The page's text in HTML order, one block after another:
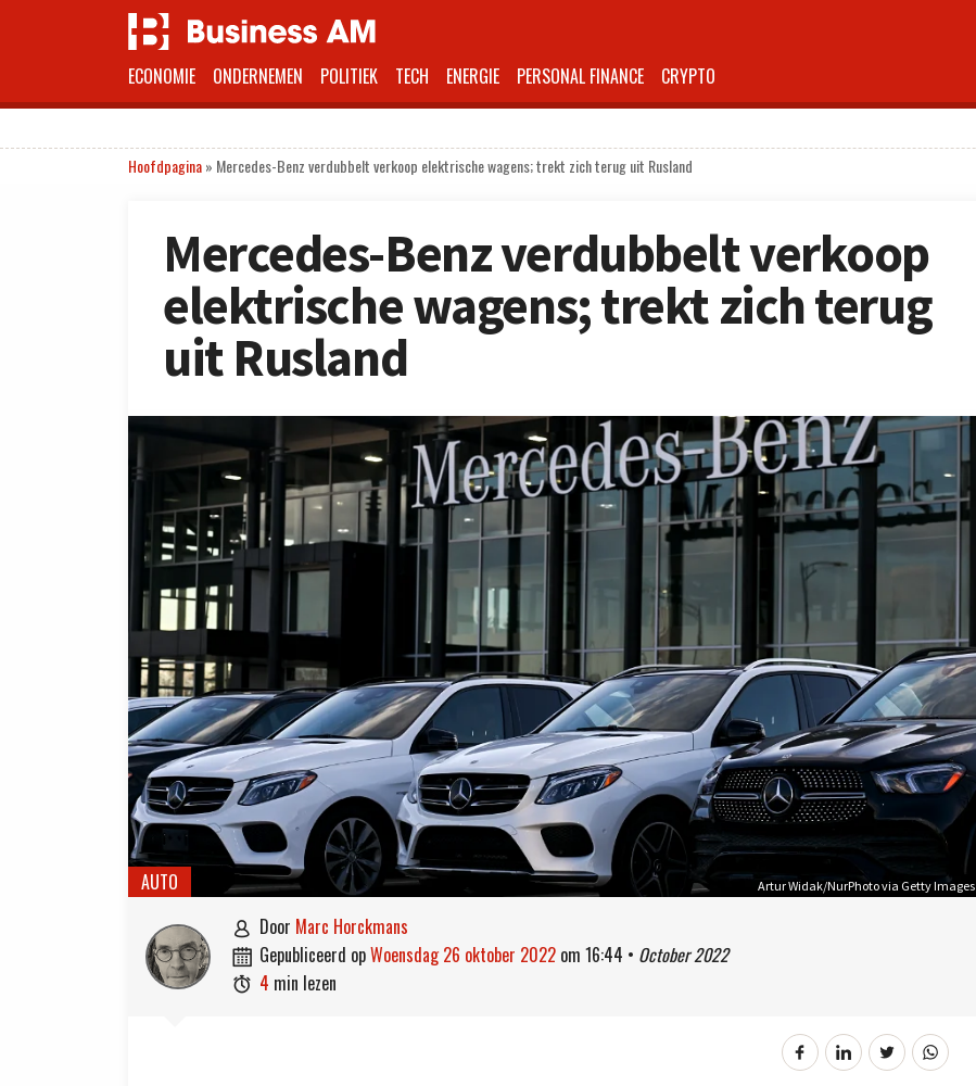
ECONOMIE ONDERNEMEN POLITIEK TECH ENERGIE PERSONAL FINANCE CRYPTO
Hoofdpagina» Mercedes-Benz verdubbelt verkoop elektrische wagens; trekt zich terug uit Rusland
Mercedes-Benz verdubbelt verkoop
elektrische wagens; trekt zich terug
uit Rusland
Artur Widak/NurPhoto via Getty Images
AUTO
 door Marc Horckmans
 gepubliceerd op woensdag 26 oktober 2022 om 16:44 • October 2022
 4 min lezen